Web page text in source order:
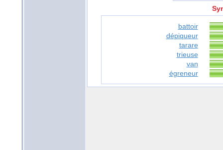
battoir
dépiqueur
tarare
trieuse
van
égreneur